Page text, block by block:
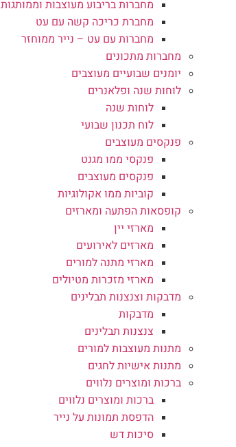
מחברות בריבוע מעוצבות וממותגות
מחברת כריכה קשה עם עט
מחברות עם עט – נייר ממוחזר
מחברות מתכונים
יומנים שבועיים מעוצבים
לוחות שנה ופלאנרים
לוחות שנה
לוח תכנון שבועי
פנקסים מעוצבים
פנקסי ממו מגנט
פנקסים מעוצבים
קוביות ממו אקולוגיות
קופסאות הפתעה ומארזים
מארזי יין
מארזים לאירועים
מארזי מתנה למורים
מארזי מזכרות מטיולים
מדבקות וצנצנות תבלינים
מדבקות
צנצנות תבלינים
מתנות מעוצבות למורים
מתנות אישיות לחגים
ברכות ומוצרים נלווים
ברכות ומוצרים נלווים
הדפסת תמונות על נייר
סיכות דש